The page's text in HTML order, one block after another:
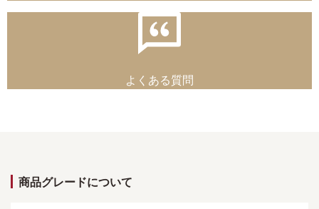
よくある質問
商品グレードについて